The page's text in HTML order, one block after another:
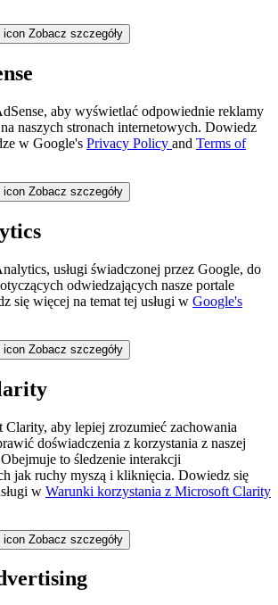
Zobacz szczegóły
aby wyświetlać odpowiednie reklamy
naszych stronach internetowych. Dowiedz
w Google's Privacy Policy and Terms of
Zobacz szczegóły
usługi świadczonej przez Google, do
odwiedzających nasze portale
się więcej na temat tej usługi w Google's
Zobacz szczegóły
aby lepiej zrozumieć zachowania
doświadczenia z korzystania z naszej
to śledzenie interakcji
jak ruchy myszą i kliknięcia. Dowiedz się
w Warunki korzystania z Microsoft Clarity
Zobacz szczegóły